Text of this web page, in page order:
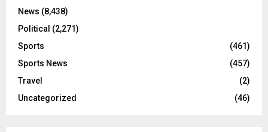
News (8,438)
Political (2,271)
Sports
(461)
Sports News
(457)
Travel
(2)
Uncategorized
(46)